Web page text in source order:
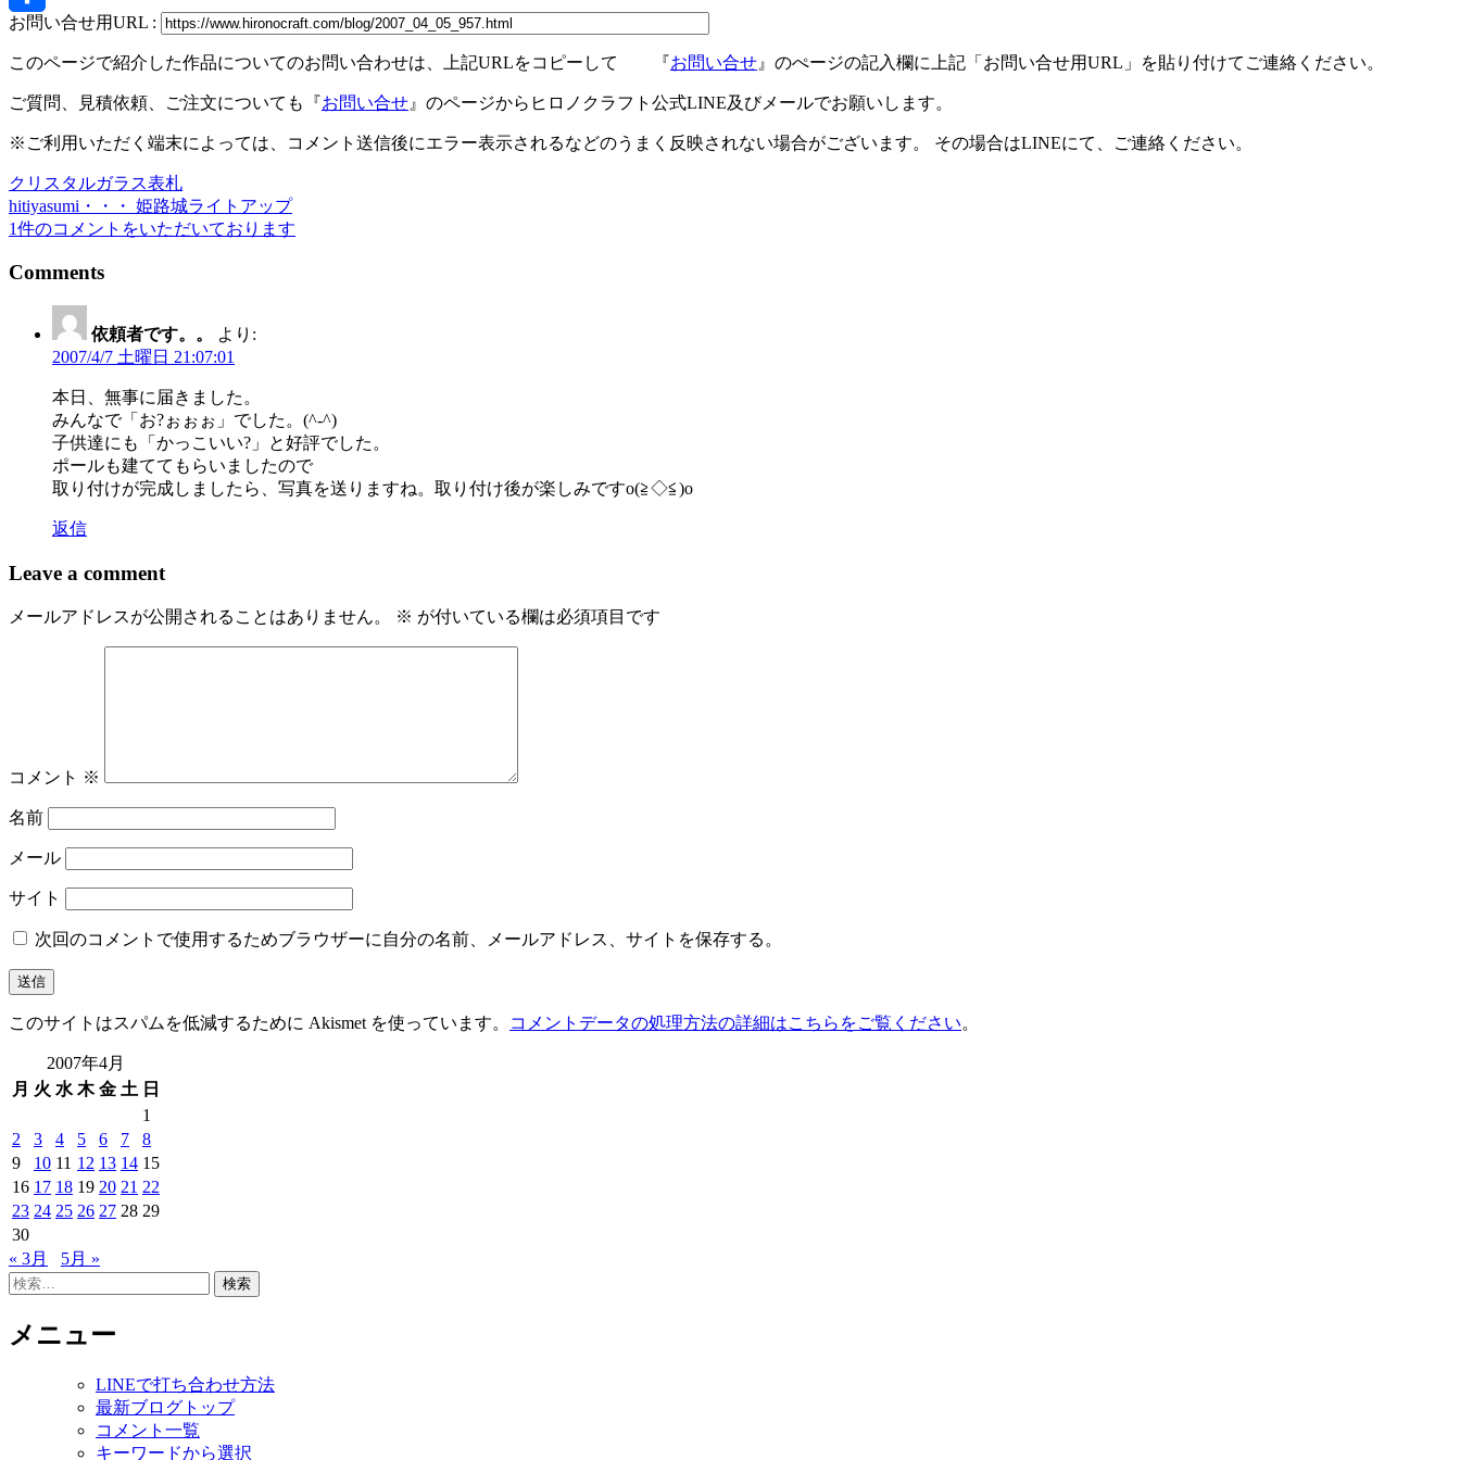
共
有
お問い合せ用URL :
このページで紹介した作品についてのお問い合わせは、上記URLをコピーして 『お問い合せ 』のぺージの記入欄に上記「お問い合せ用URL」を貼り付けてご連絡ください。
ご質問、見積依頼、ご注文についても『お問い合せ 』のページからヒロノクラフト公式LINE及びメールでお願いします。
※ご利用いただく端末によっては、コメント送信後にエラー表示されるなどのうまく反映されない場合がございます。 その場合はLINEにて、ご連絡ください。
投
稿
ナ
クリスタルガラス表札
hitiyasumi・・・ 姫路城ライトアップ
1件のコメントをいただいております
Comments
依頼者です。。
より:
2007/4/7 土曜日 21:07:01
本日、無事に届きました。
みんなで「お?ぉぉぉ」でした。(^-^)
子供達にも「かっこいい?」と好評でした。
ポールも建ててもらいましたので
取り付けが完成しましたら、写真を送りますね。取り付け後が楽しみですo(≧◇≦)o
返信
Leave a comment
メールアドレスが公開されることはありません。 ※ が付いている欄は必須項目です
コメント ※
名前
メール
サイト
次回のコメントで使用するためブラウザーに自分の名前、メールアドレス、サイトを保存する。
このサイトはスパムを低減するために Akismet を使っています。 コメントデータの処理方法の詳細はこちらをご覧ください。
2007年4月
月 火 水 木 金 土 日
1
2
3 4 5 6 7
8
9
10 11 12 13 14 15
16 17 18 19 20 21 22
23 24 25 26 27 28 29
30
« 3月
5月 »
検
メニュー
LINEで打ち合わせ方法
最新ブログトップ
コメント一覧
キーワードから選択